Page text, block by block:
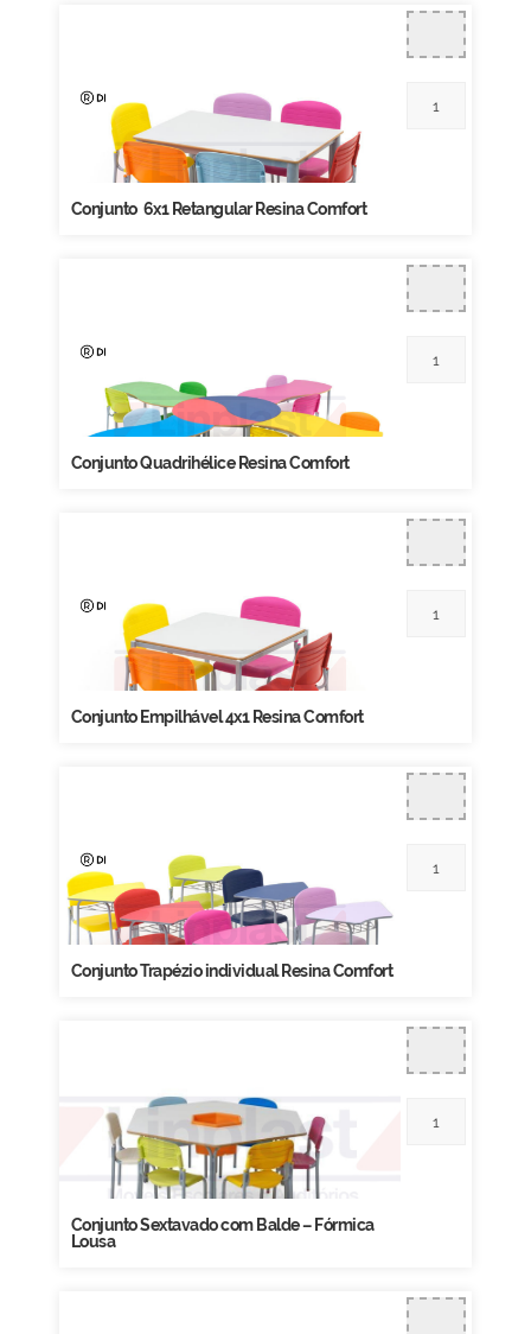
Conjunto 6x1 Retangular Resina Comfort
Conjunto Quadrihélice Resina Comfort
Conjunto Empilhável 4x1 Resina Comfort
Conjunto Trapézio individual Resina Comfort
Conjunto Sextavado com Balde – Fórmica
Lousa